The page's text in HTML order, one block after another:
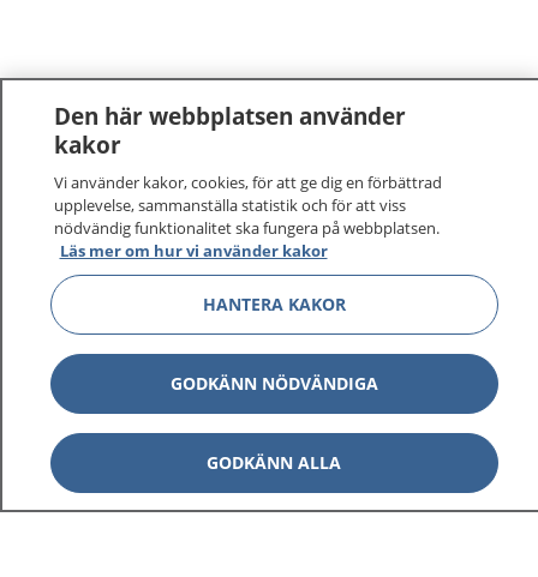
Den här webbplatsen använder
kakor
Vi använder kakor, cookies, för att ge dig en förbättrad
upplevelse, sammanställa statistik och för att viss
nödvändig funktionalitet ska fungera på webbplatsen.
Läs mer om hur vi använder kakor
HANTERA KAKOR
GODKÄNN NÖDVÄNDIGA
GODKÄNN ALLA